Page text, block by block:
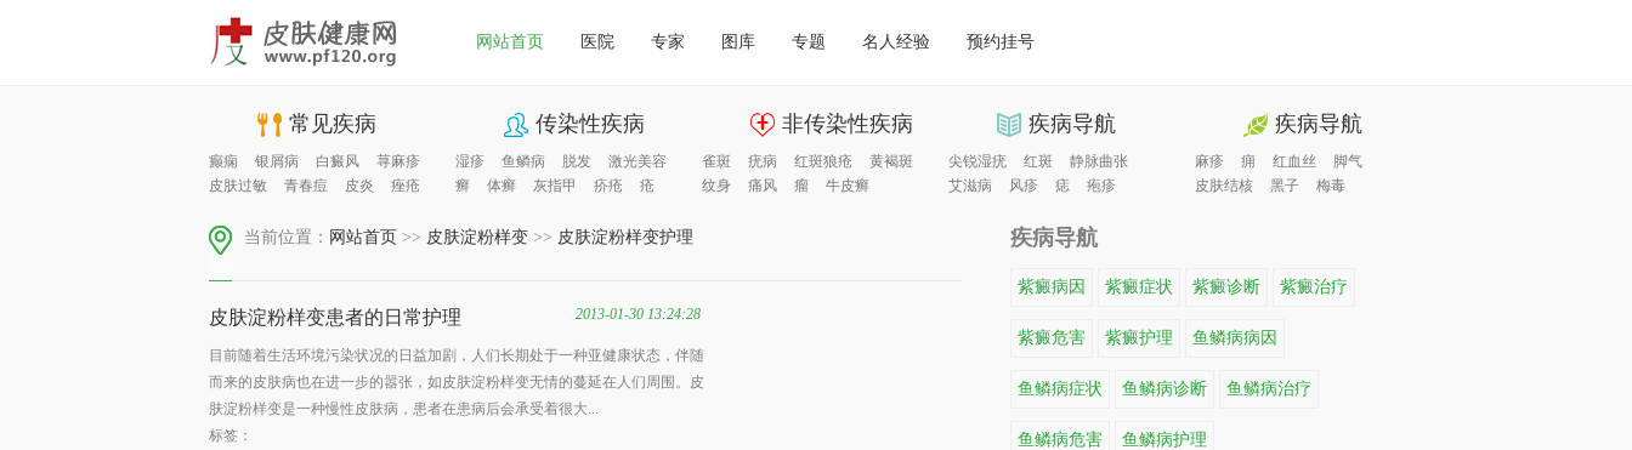
网站首页 医院 专家 图库 专题 名人经验 预约挂号
常见疾病
癫痫 银屑病 白癜风
荨麻疹
皮肤过敏
青春痘 皮炎 痤疮
传染性疾病
湿疹 鱼鳞病 脱发
激光美容
癣
体癣 灰指甲 疥疮 疮
非传染性疾病
雀斑 疣病 红斑狼疮
黄褐斑
纹身
痛风 瘤 牛皮癣
疾病导航
尖锐湿疣 红斑
静脉曲张
艾滋病
风疹 痣 疱疹
疾病导航
麻疹 痈 红血丝
脚气
皮肤结核
黑子 梅毒
当前位置： 网站首页 >> 皮肤淀粉样变 >> 皮肤淀粉样变护理
皮肤淀粉样变患者的日常护理 2013-01-30 13:24:28
目前随着生活环境污染状况的日益加剧，人们长期处于一种亚健康状态，伴随
而来的皮肤病也在进一步的嚣张，如皮肤淀粉样变无情的蔓延在人们周围。皮
肤淀粉样变是一种慢性皮肤病，患者在患病后会承受着很大...
标签：
疾病导航
紫癜病因 紫癜症状 紫癜诊断 紫癜治疗
紫癜危害 紫癜护理 鱼鳞病病因
鱼鳞病症状 鱼鳞病诊断 鱼鳞病治疗
鱼鳞病危害 鱼鳞病护理